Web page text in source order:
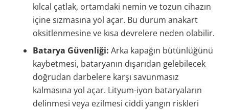
kılcal çatlak, ortamdaki nemin ve tozun cihazın
içine sızmasına yol açar. Bu durum anakart
oksitlenmesine ve kısa devrelere neden olabilir.
Batarya Güvenliği: Arka kapağın bütünlüğünü
kaybetmesi, bataryanın dışarıdan gelebilecek
doğrudan darbelere karşı savunmasız
kalmasına yol açar. Lityum-iyon bataryaların
delinmesi veya ezilmesi ciddi yangın riskleri